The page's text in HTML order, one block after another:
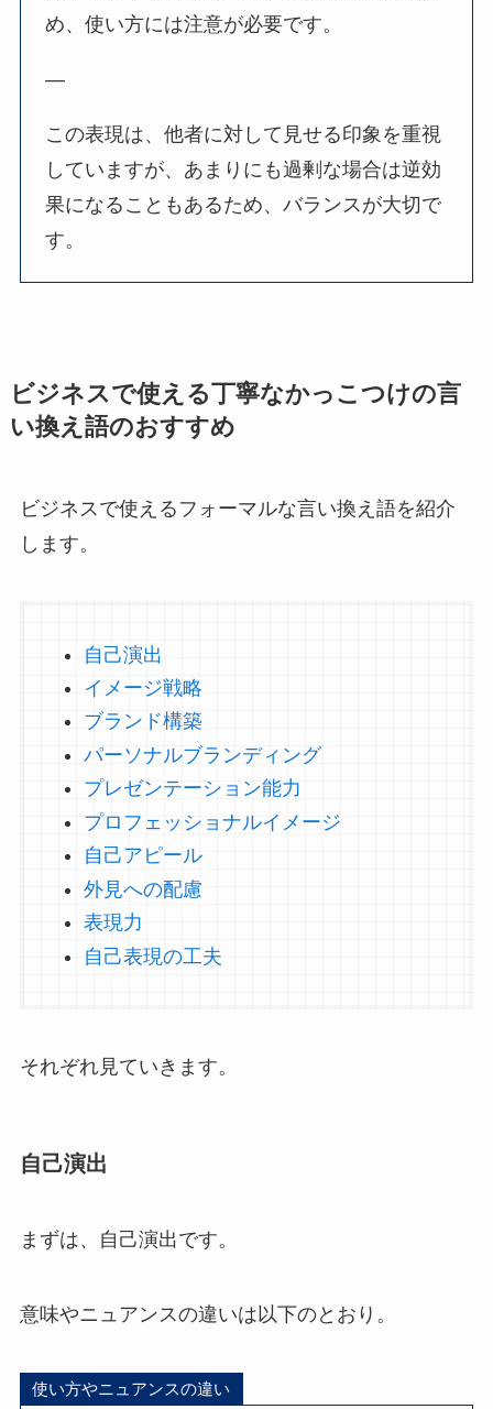
め、使い方には注意が必要です。
—
この表現は、他者に対して見せる印象を重視
していますが、あまりにも過剰な場合は逆効
果になることもあるため、バランスが大切で
す。
ビジネスで使える丁寧なかっこつけの言
い換え語のおすすめ
ビジネスで使えるフォーマルな言い換え語を紹介
します。
自己演出
イメージ戦略
ブランド構築
パーソナルブランディング
プレゼンテーション能力
プロフェッショナルイメージ
自己アピール
外見への配慮
表現力
自己表現の工夫
それぞれ見ていきます。
自己演出
まずは、自己演出です。
意味やニュアンスの違いは以下のとおり。
使い方やニュアンスの違い